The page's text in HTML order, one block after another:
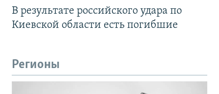
В результате российского удара по
Киевской области есть погибшие
Регионы